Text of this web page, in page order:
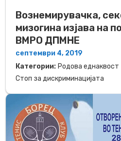
Вознемирувачка,
мизогина изјава на
ВМРО ДПМНЕ
септември 4, 2019
Категории: Родова еднаквост
Стоп за дискриминацијата